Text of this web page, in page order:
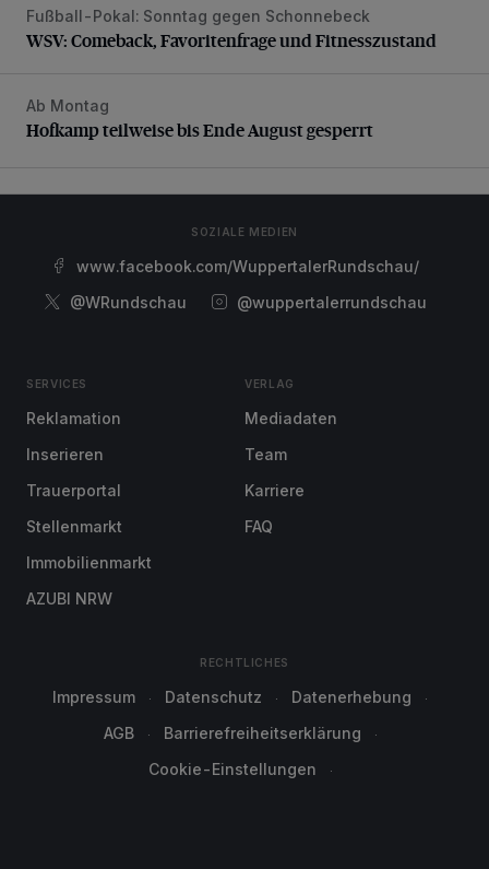
WSV: Comeback, Favoritenfrage und Fitnesszustand
Fußball-Pokal: Sonntag gegen Schonnebeck
WSV: Comeback, Favoritenfrage und Fitnesszustand
Hofkamp teilweise bis Ende August gesperrt
Ab Montag
Hofkamp teilweise bis Ende August gesperrt
SOZIALE MEDIEN
www.facebook.com/WuppertalerRundschau/
@WRundschau
@wuppertalerrundschau
SERVICES
Reklamation
Inserieren
Trauerportal
Stellenmarkt
Immobilienmarkt
AZUBI NRW
VERLAG
Mediadaten
Team
Karriere
FAQ
RECHTLICHES
Impressum Datenschutz
Datenerhebung
AGB
Barrierefreiheitserklärung
Cookie-Einstellungen